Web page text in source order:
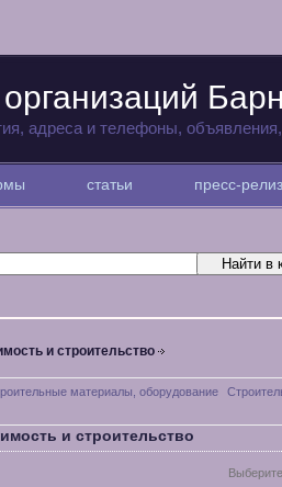
адреса и телефоны,
статьи пресс-
и строительство
материалы, оборудование
и строительство